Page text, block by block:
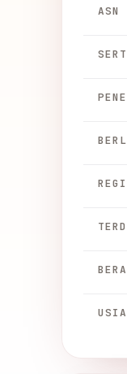
ASN